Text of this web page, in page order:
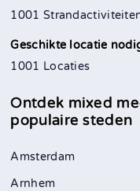
1001
Geschikte locatie
1001 Locaties
Ontdek mixed
populaire steden
Amsterdam
Arnhem